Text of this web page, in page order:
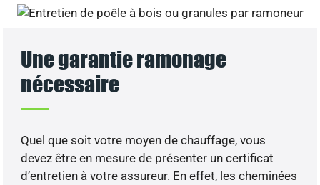
Une garantie ramonage
nécessaire
Quel que soit votre moyen de chauffage, vous
devez être en mesure de présenter un certificat
d’entretien à votre assureur. En effet, les cheminées